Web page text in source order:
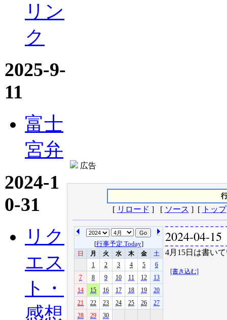
リン
ク
2025-9-
11
富士
宮弁
2024-1
0-31
リク
エス
ト・
感想
広告
[ リロード ] [ ソース ] [ トップ
[行事予定.Today]
日 月 火 水 木 金
土
1
2 3 4 5
6
7
8 9 10 11 12
13
14
15 16 17 18 19
20
21
22 23 24 25 26
27
28
29 30
2024-04-15
4月15日は書い
[書き込む]